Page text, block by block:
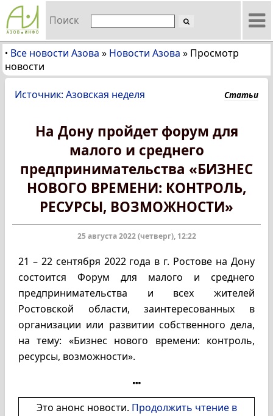
Поиск
• Все новости Азова » Новости Азова » Просмотр
новости
Источник: Азовская неделя Статьи
На Дону пройдет форум для
малого и среднего
предпринимательства «БИЗНЕС
НОВОГО ВРЕМЕНИ: КОНТРОЛЬ,
РЕСУРСЫ, ВОЗМОЖНОСТИ»
25 августа 2022 (четверг), 12:22
21 – 22 сентября 2022 года в г. Ростове на Дону
состоится Форум для малого и среднего
предпринимательства и всех жителей
Ростовской области, заинтересованных в
организации или развитии собственного дела,
на тему: «Бизнес нового времени: контроль,
ресурсы, возможности».
Это анонс новости. Продолжить чтение в